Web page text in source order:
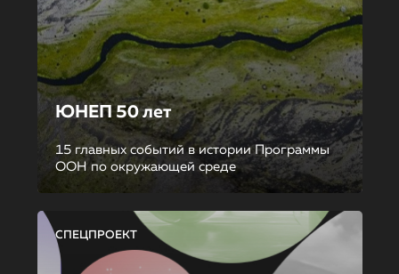
ЮНЕП 50 лет
15 главных событий в истории Программы
ООН по окружающей среде
СПЕЦПРОЕКТ